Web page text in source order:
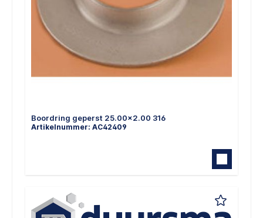
Boordring geperst 25.00x2.00 316
Artikelnummer: AC42409